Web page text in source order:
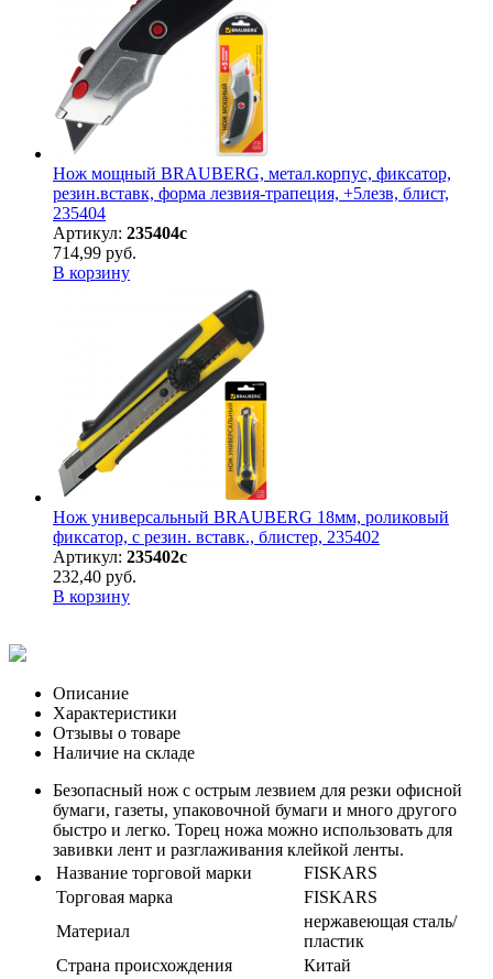
Нож мощный BRAUBERG, метал.корпус, фиксатор,
резин.вставк, форма лезвия-трапеция, +5лезв, блист,
235404
Артикул: 235404с
714,99 руб.
В корзину
Нож универсальный BRAUBERG 18мм, роликовый
фиксатор, с резин. вставк., блистер, 235402
Артикул: 235402с
232,40 руб.
В корзину
Описание
Характеристики
Отзывы о товаре
Наличие на складе
Безопасный нож с острым лезвием для резки офисной
бумаги, газеты, упаковочной бумаги и много другого
быстро и легко. Торец ножа можно использовать для
завивки лент и разглаживания клейкой ленты.
Название торговой марки
FISKARS
Торговая марка
FISKARS
Материал
нержавеющая сталь/
пластик
Страна происхождения
Китай